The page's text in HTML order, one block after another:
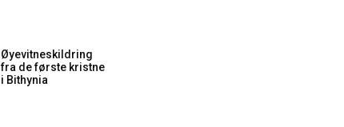
Øyevitneskildring
fra de første kristne
i Bithynia